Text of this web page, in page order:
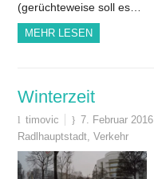
(gerüchteweise soll es…
MEHR LESEN
Winterzeit
timovic 7. Februar 2016
Radlhauptstadt,Verkehr